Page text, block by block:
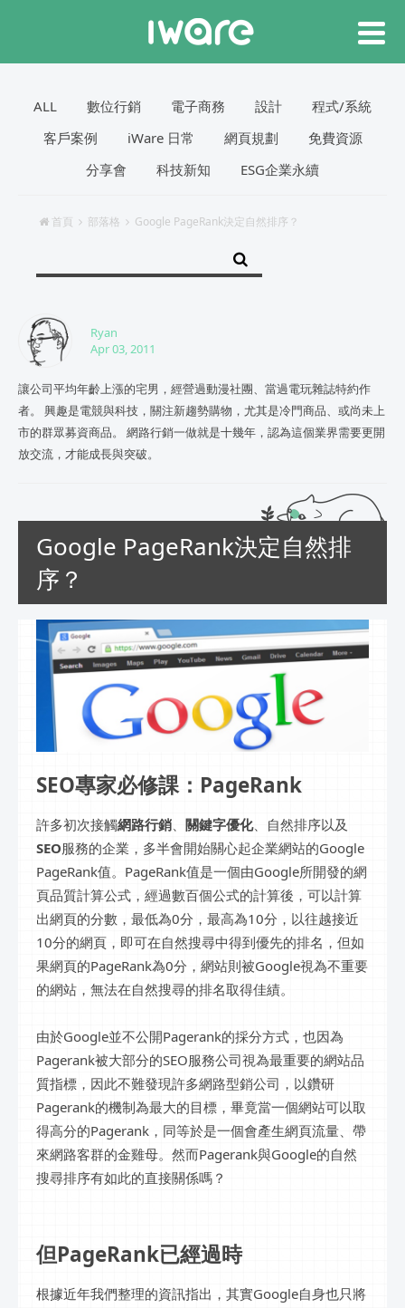
ALL 數位行銷 電子商務 設計
程式/系統
客戶案例
iWare 日常 網頁規劃
免費資源
分享會
科技新知 ESG企業永續
首頁 部落格 Google PageRank決定自然排序？
Ryan
Apr 03, 2011
讓公司平均年齡上漲的宅男，經營過動漫社團、當過電玩雜誌特約作
者。 興趣是電競與科技，關注新趨勢購物，尤其是冷門商品、或尚未上
市的群眾募資商品。 網路行銷一做就是十幾年，認為這個業界需要更開
放交流，才能成長與突破。
Google PageRank決定自然排
序？
SEO專家必修課：PageRank
許多初次接觸網路行銷 關鍵字優化、自然排序以及
SEO服務的企業，多半會開始關心起企業網站的Google
PageRank值。PageRank值是一個由Google所開發的網
頁品質計算公式，經過數百個公式的計算後，可以計算
出網頁的分數，最低為0分，最高為10分，以往越接近
10分的網頁，即可在自然搜尋中得到優先的排名，但如
果網頁的PageRank為0分，網站則被Google視為不重要
的網站，無法在自然搜尋的排名取得佳績。
由於Google並不公開Pagerank的採分方式，也因為
Pagerank被大部分的SEO服務公司視為最重要的網站品
質指標，因此不難發現許多網路型銷公司，以鑽研
Pagerank的機制為最大的目標，畢竟當一個網站可以取
得高分的Pagerank，同等於是一個會產生網頁流量、帶
來網路客群的金雞母。然而Pagerank與Google的自然
搜尋排序有如此的直接關係嗎？
但PageRank已經過時
根據近年我們整理的資訊指出，其實Google自身也只將